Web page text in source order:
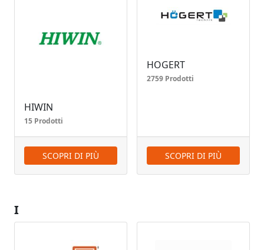
HIWIN
15 Prodotti
SCOPRI DI PIÙ
HOGERT
2759 Prodotti
SCOPRI DI PIÙ
I